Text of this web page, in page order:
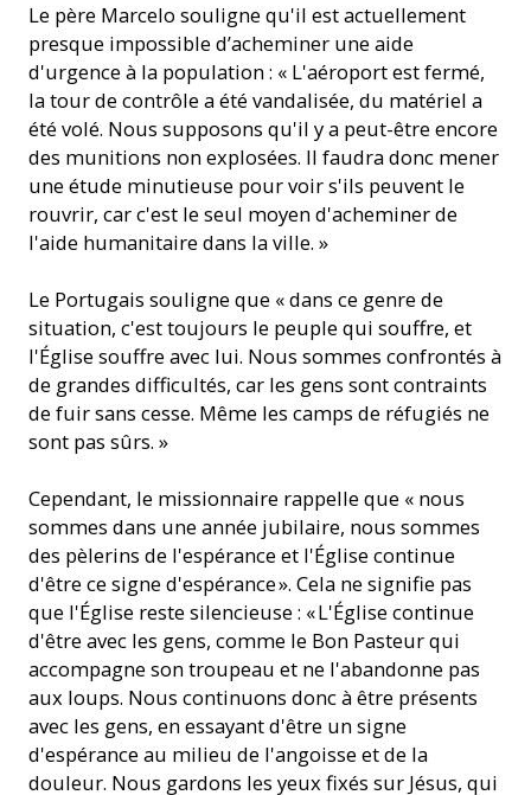
Le père Marcelo souligne qu'il est actuellement
presque impossible d’acheminer une aide
d'urgence à la population : « L'aéroport est fermé,
la tour de contrôle a été vandalisée, du matériel a
été volé. Nous supposons qu'il y a peut-être encore
des munitions non explosées. Il faudra donc mener
une étude minutieuse pour voir s'ils peuvent le
rouvrir, car c'est le seul moyen d'acheminer de
l'aide humanitaire dans la ville. »
Le Portugais souligne que « dans ce genre de
situation, c'est toujours le peuple qui souffre, et
l'Église souffre avec lui. Nous sommes confrontés à
de grandes difficultés, car les gens sont contraints
de fuir sans cesse. Même les camps de réfugiés ne
sont pas sûrs. »
Cependant, le missionnaire rappelle que « nous
sommes dans une année jubilaire, nous sommes
des pèlerins de l'espérance et l'Église continue
d'être ce signe d'espérance ». Cela ne signifie pas
que l'Église reste silencieuse : « L'Église continue
d'être avec les gens, comme le Bon Pasteur qui
accompagne son troupeau et ne l'abandonne pas
aux loups. Nous continuons donc à être présents
avec les gens, en essayant d'être un signe
d'espérance au milieu de l'angoisse et de la
douleur. Nous gardons les yeux fixés sur Jésus, qui